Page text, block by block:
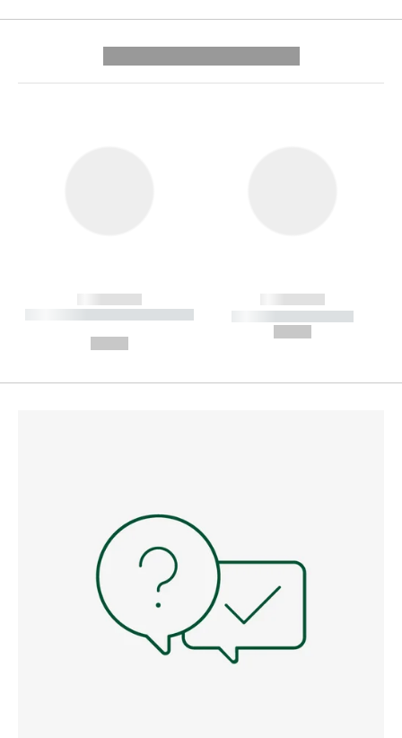
------------
----------- ----------- --------
------------
----------- -----------